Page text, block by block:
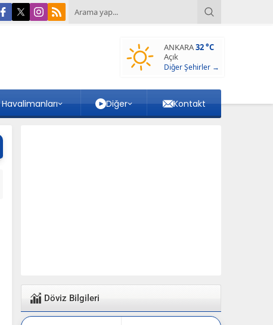
ANKARA32 °C
Açık
Diğer Şehirler →
Havalimanları Diğer Kontakt
Döviz Bilgileri